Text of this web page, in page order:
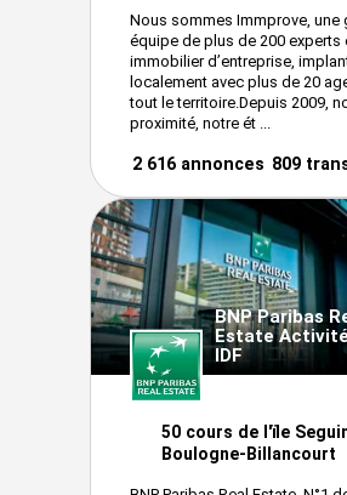
Nous sommes Immprove, une
équipe de plus de 200 experts
immobilier d’entreprise,
localement avec plus de 20
tout le territoire.Depuis 2009,
proximité, notre ét ...
2 616 annonces 809
BNP Paribas
Estate
IDF
50 cours de l'ïle
Boulogne-Billancourt